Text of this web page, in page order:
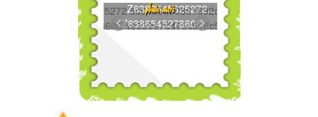
Z6386545625272...
Z6386545278606...
Ảnh mới